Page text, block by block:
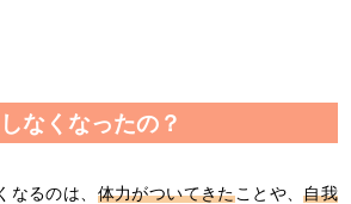
なくなったの？
なるのは、 体力がついてきたことや、自我